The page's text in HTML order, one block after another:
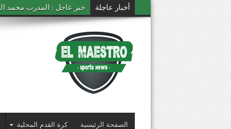
أخبار عاجلة خبر عاجل : المدرب محمد
الصفحة الرئيسية كرة القدم المحلية